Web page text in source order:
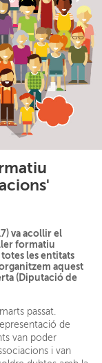
va acollir el
formatiu
les entitats
aquest
(Diputació de
passat.
de
van poder
i van